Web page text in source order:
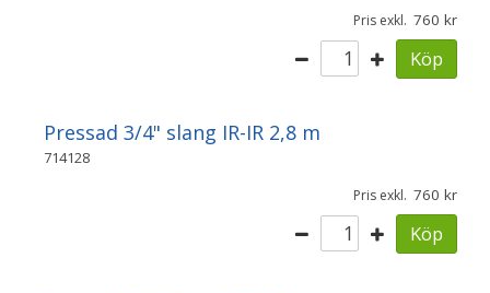
Pris exkl. 760
Köp
Pressad 3/4" slang IR-IR 2,8 m
714128
Pris exkl. 760
Köp